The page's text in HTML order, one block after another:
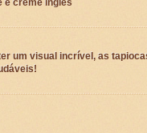
e creme inglês
um visual incrível, as